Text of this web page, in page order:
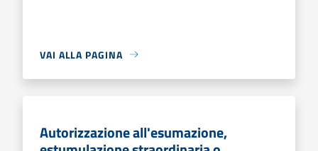
VAI ALLA PAGINA
Autorizzazione all'esumazione,